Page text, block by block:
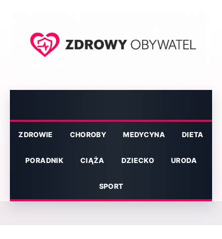
ZDROWIE CHOROBY MEDYCYNA DIETA
PORADNIK CIĄŻA DZIECKO URODA
SPORT